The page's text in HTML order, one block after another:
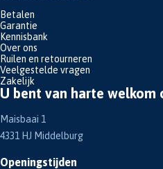
Betalen
Garantie
Kennisbank
Over ons
Ruilen en retourneren
Veelgestelde vragen
Zakelijk
U bent van harte welkom
Maisbaai 1
4331 HJ Middelburg
Openingstijden